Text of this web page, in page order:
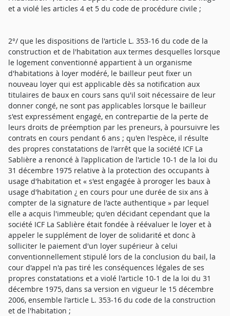
et a violé les articles 4 et 5 du code de procédure civile ;
2°/ que les dispositions de l'article L. 353-16 du code de la
construction et de l'habitation aux termes desquelles lorsque
le logement conventionné appartient à un organisme
d'habitations à loyer modéré, le bailleur peut fixer un
nouveau loyer qui est applicable dès sa notification aux
titulaires de baux en cours sans qu'il soit nécessaire de leur
donner congé, ne sont pas applicables lorsque le bailleur
s'est expressément engagé, en contrepartie de la perte de
leurs droits de préemption par les preneurs, à poursuivre les
contrats en cours pendant 6 ans ; qu'en l'espèce, il résulte
des propres constatations de l'arrêt que la société ICF La
Sablière a renoncé à l'application de l'article 10-1 de la loi du
31 décembre 1975 relative à la protection des occupants à
usage d'habitation et « s'est engagée à proroger les baux à
usage d'habitation ¿ en cours pour une durée de six ans à
compter de la signature de l'acte authentique » par lequel
elle a acquis l'immeuble; qu'en décidant cependant que la
société ICF La Sablière était fondée à réévaluer le loyer et à
appeler le supplément de loyer de solidarité et donc à
solliciter le paiement d'un loyer supérieur à celui
conventionnellement stipulé lors de la conclusion du bail, la
cour d'appel n'a pas tiré les conséquences légales de ses
propres constatations et a violé l'article 10-1 de la loi du 31
décembre 1975, dans sa version en vigueur le 15 décembre
2006, ensemble l'article L. 353-16 du code de la construction
et de l'habitation ;